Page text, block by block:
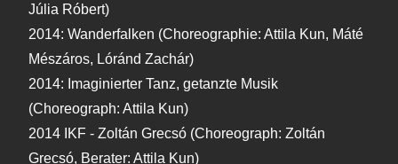
Júlia Róbert)
2014: Wanderfalken (Choreographie: Attila Kun, Máté
Mészáros, Lóránd Zachár)
2014: Imaginierter Tanz, getanzte Musik
(Choreograph: Attila Kun)
2014 IKF - Zoltán Grecsó (Choreograph: Zoltán
Grecsó, Berater: Attila Kun)